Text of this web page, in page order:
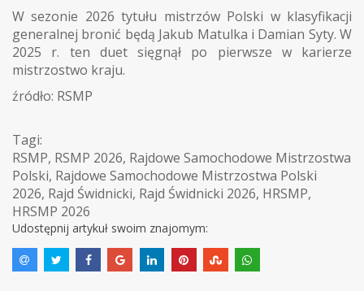
W sezonie 2026 tytułu mistrzów Polski w klasyfikacji
generalnej bronić będą Jakub Matulka i Damian Syty. W
2025 r. ten duet sięgnął po pierwsze w karierze
mistrzostwo kraju.
źródło: RSMP
Tagi:
RSMP, RSMP 2026, Rajdowe Samochodowe Mistrzostwa
Polski, Rajdowe Samochodowe Mistrzostwa Polski
2026, Rajd Świdnicki, Rajd Świdnicki 2026, HRSMP,
HRSMP 2026
Udostępnij artykuł swoim znajomym: